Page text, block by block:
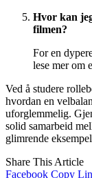
Hvor kan
filmen?
For en
lese mer om
Ved å studere
hvordan en
uforglemmelig.
solid samarbeid
glimrende
Share This Article
Facebook Copy